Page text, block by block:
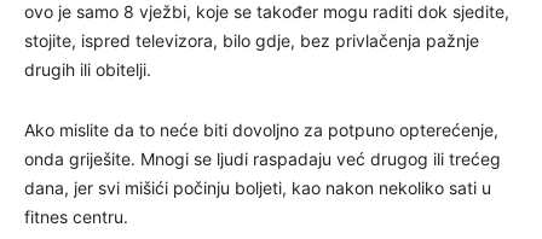
ovo je samo 8 vježbi, koje se također mogu raditi dok sjedite,
stojite, ispred televizora, bilo gdje, bez privlačenja pažnje
drugih ili obitelji.
Ako mislite da to neće biti dovoljno za potpuno opterećenje,
onda griješite. Mnogi se ljudi raspadaju već drugog ili trećeg
dana, jer svi mišići počinju boljeti, kao nakon nekoliko sati u
fitnes centru.